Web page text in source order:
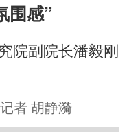
围感”
院副院长潘毅刚
记者 胡静漪